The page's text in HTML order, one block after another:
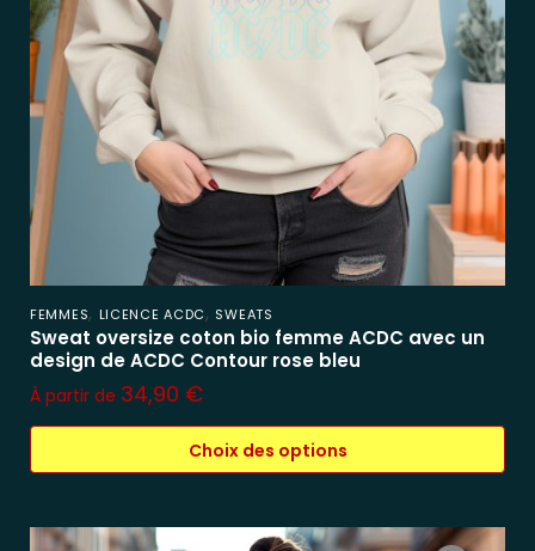
FEMMES, LICENCE ACDC, SWEATS
Sweat oversize coton bio femme ACDC avec un
design de ACDC Contour rose bleu
À partir de 34,90 €
Choix des options